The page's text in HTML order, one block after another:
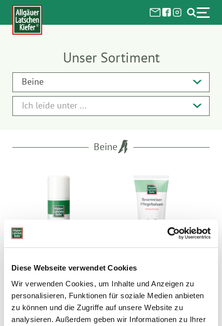
Diese Webseite verwendet Cookies
Wir verwenden Cookies, um Inhalte und Anzeigen zu
personalisieren, Funktionen für soziale Medien anbieten
zu können und die Zugriffe auf unsere Website zu
analysieren. Außerdem geben wir Informationen zu Ihrer
Unser Sortiment
Beine
Ich leide unter ...
Beine
Hinweise / Sicherheitshinweise